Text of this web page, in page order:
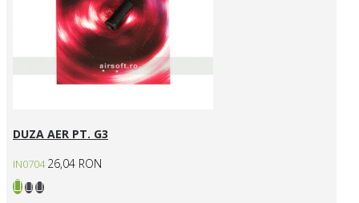
DUZA AER PT. G3
IN0704 26,04 RON